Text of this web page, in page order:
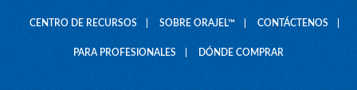
CENTRO DE RECURSOS SOBRE ORAJEL™ CONTÁCTENOS
PARA PROFESIONALES DÓNDE COMPRAR